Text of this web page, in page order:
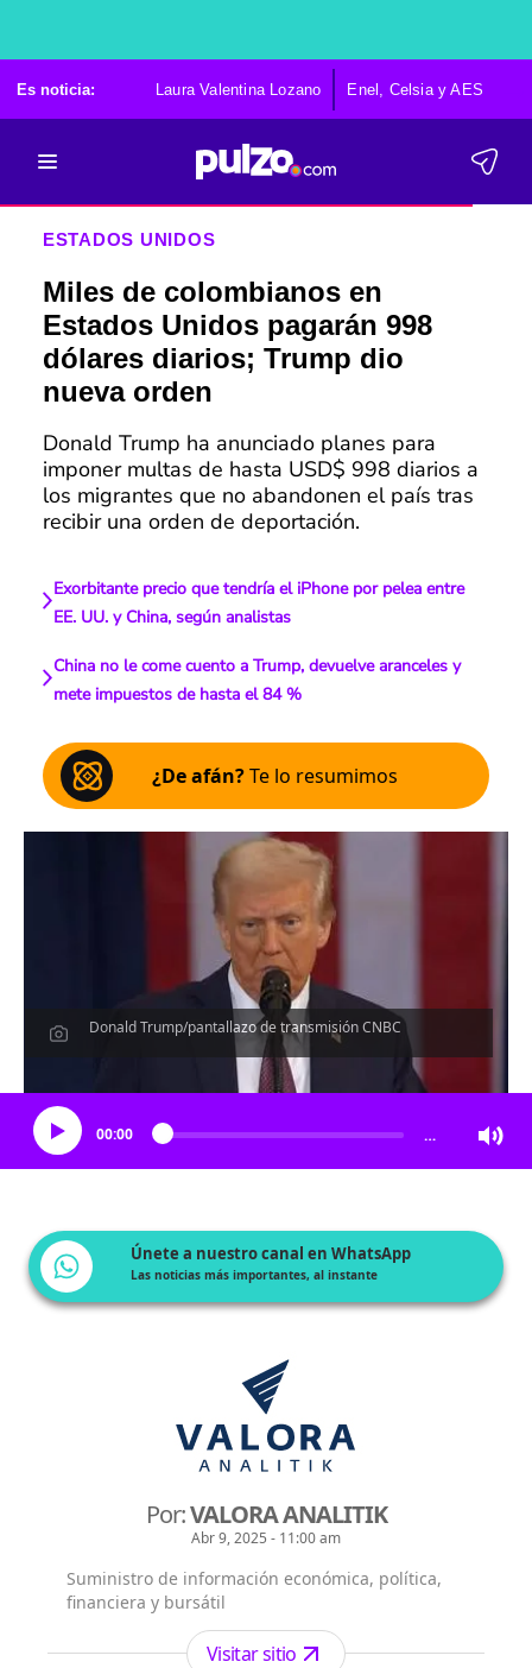
Es noticia: Laura Valentina Lozano Enel, Celsia y AES
ESTADOS UNIDOS
Miles de colombianos en
Estados Unidos pagarán 998
dólares diarios; Trump dio
nueva orden
Donald Trump ha anunciado planes para
imponer multas de hasta USD$ 998 diarios a
los migrantes que no abandonen el país tras
recibir una orden de deportación.
Exorbitante precio que tendría el iPhone por pelea entre
EE. UU. y China, según analistas
China no le come cuento a Trump, devuelve aranceles y
mete impuestos de hasta el 84 %
¿De afán?Te lo resumimos
Donald Trump/pantallazo de transmisión CNBC
Escucha el artículo
00:00 …
Únete a nuestro canal en WhatsApp
Las noticias más importantes, al instante
Por:VALORA ANALITIK
Abr 9, 2025 - 11:00 am
Suministro de información económica, política,
financiera y bursátil
Visitar sitio